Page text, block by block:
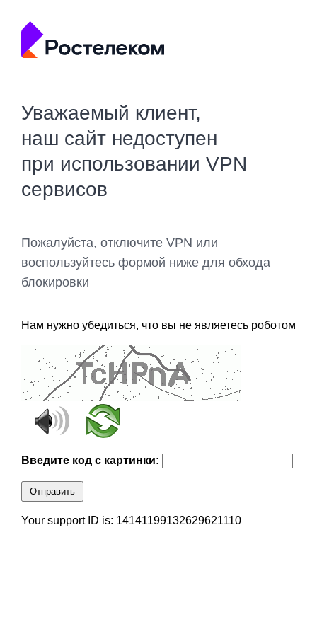
Уважаемый клиент,
наш сайт недоступен
при использовании VPN
сервисов
Пожалуйста, отключите VPN или
воспользуйтесь формой ниже для обхода
блокировки
Нам нужно убедиться, что вы не являетесь роботом
Введите код с картинки:
Отправить
Your support ID is: 14141199132629621110